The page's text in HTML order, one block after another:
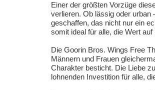
Einer der größten Vorzüge
verlieren. Ob lässig oder urban
geschaffen, das nicht nur ein
somit ideal für alle, die Wert
Die Goorin Bros. Wings Free
Männern und Frauen
Charakter besticht. Die Liebe
lohnenden Investition für alle,